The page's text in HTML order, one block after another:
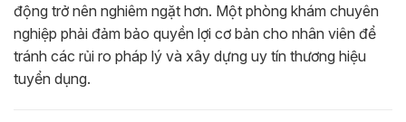
động trở nên nghiêm ngặt hơn. Một phòng khám chuyên
nghiệp phải đảm bảo quyền lợi cơ bản cho nhân viên để
tránh các rủi ro pháp lý và xây dựng uy tín thương hiệu
tuyển dụng.